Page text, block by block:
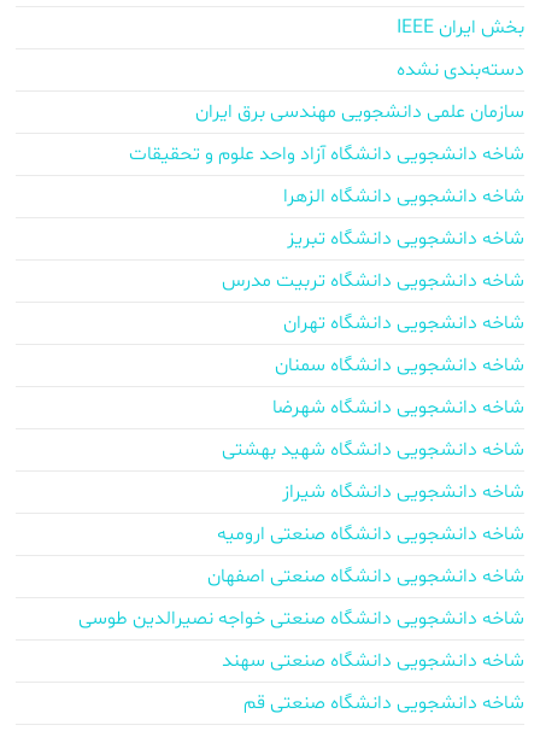
بخش ایران IEEE
دسته‌بندی نشده
سازمان علمی دانشجویی مهندسی برق ایران
شاخه دانشجویی دانشگاه آزاد واحد علوم و تحقیقات
شاخه دانشجویی دانشگاه الزهرا
شاخه دانشجویی دانشگاه تبریز
شاخه دانشجویی دانشگاه تربیت مدرس
شاخه دانشجویی دانشگاه تهران
شاخه دانشجویی دانشگاه سمنان
شاخه دانشجویی دانشگاه شهرضا
شاخه دانشجویی دانشگاه شهید بهشتی
شاخه دانشجویی دانشگاه شیراز
شاخه دانشجویی دانشگاه صنعتی ارومیه
شاخه دانشجویی دانشگاه صنعتی اصفهان
شاخه دانشجویی دانشگاه صنعتی خواجه نصیرالدین طوسی
شاخه دانشجویی دانشگاه صنعتی سهند
شاخه دانشجویی دانشگاه صنعتی قم